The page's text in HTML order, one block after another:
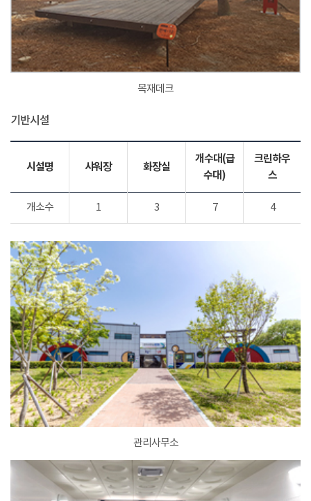
목재데크
기반시설
시설명 샤워장 화장실
개수대(급
수대)
크린하우
스
개소수 1 3 7 4
관리사무소